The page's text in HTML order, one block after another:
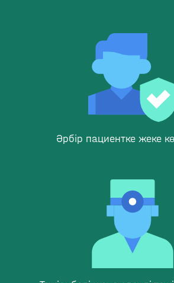
Әрбір пациентке жеке